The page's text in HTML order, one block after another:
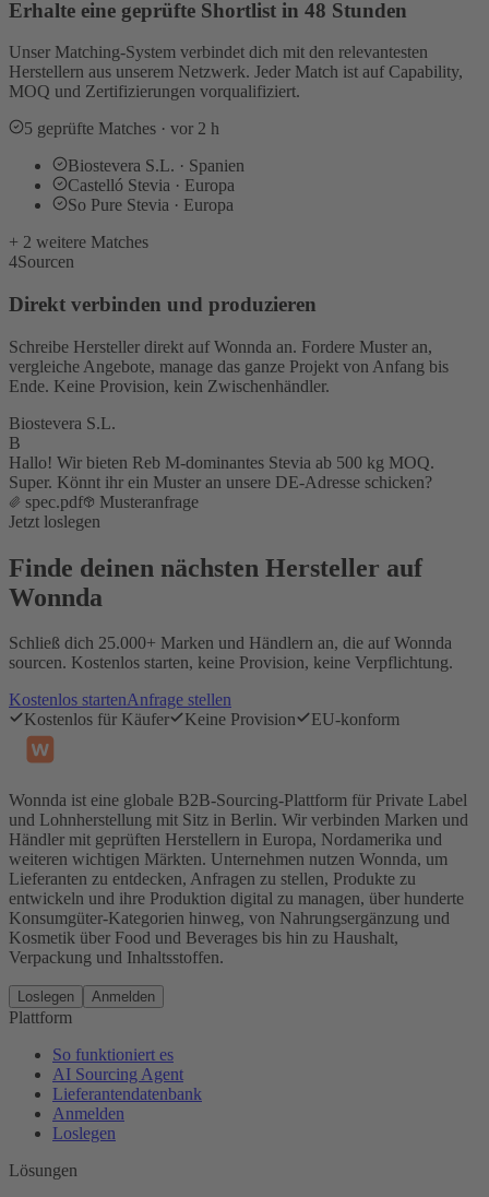
Erhalte eine geprüfte Shortlist in 48 Stunden
Unser Matching-System verbindet dich mit den relevantesten
Herstellern aus unserem Netzwerk. Jeder Match ist auf Capability,
MOQ und Zertifizierungen vorqualifiziert.
5 geprüfte Matches · vor 2 h
Biostevera S.L. · Spanien
Castelló Stevia · Europa
So Pure Stevia · Europa
+ 2 weitere Matches
4Sourcen
Direkt verbinden und produzieren
Schreibe Hersteller direkt auf Wonnda an. Fordere Muster an,
vergleiche Angebote, manage das ganze Projekt von Anfang bis
Ende. Keine Provision, kein Zwischenhändler.
Biostevera S.L.
B
Hallo! Wir bieten Reb M-dominantes Stevia ab 500 kg MOQ.
Super. Könnt ihr ein Muster an unsere DE-Adresse schicken?
spec.pdf
Musteranfrage
Jetzt loslegen
Finde deinen nächsten Hersteller auf
Wonnda
Schließ dich 25.000+ Marken und Händlern an, die auf Wonnda
sourcen. Kostenlos starten, keine Provision, keine Verpflichtung.
Kostenlos startenAnfrage stellen
Kostenlos für Käufer
Keine Provision EU-konform
Wonnda ist eine globale B2B-Sourcing-Plattform für Private Label
und Lohnherstellung mit Sitz in Berlin. Wir verbinden Marken und
Händler mit geprüften Herstellern in Europa, Nordamerika und
weiteren wichtigen Märkten. Unternehmen nutzen Wonnda, um
Lieferanten zu entdecken, Anfragen zu stellen, Produkte zu
entwickeln und ihre Produktion digital zu managen, über hunderte
Konsumgüter-Kategorien hinweg, von Nahrungsergänzung und
Kosmetik über Food und Beverages bis hin zu Haushalt,
Verpackung und Inhaltsstoffen.
Loslegen Anmelden
Plattform
So funktioniert es
AI Sourcing Agent
Lieferantendatenbank
Anmelden
Loslegen
Lösungen